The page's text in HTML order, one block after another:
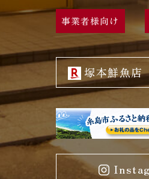
事業者様向け
塚本鮮魚